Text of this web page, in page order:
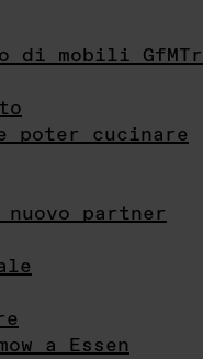
di mobili
poter cucinare
nuovo partner
a Essen